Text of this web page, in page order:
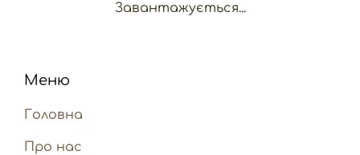
Завантажується...
Меню
Головна
Про нас